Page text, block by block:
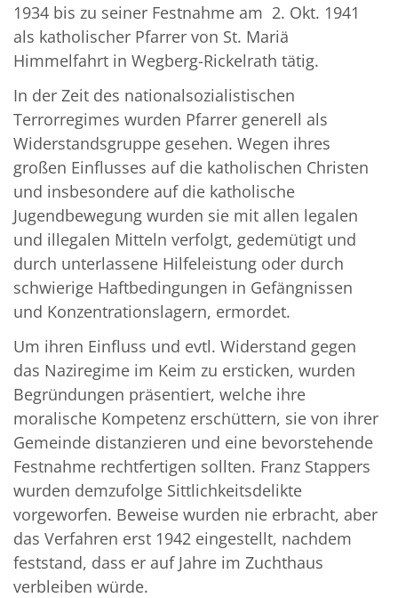
1934 bis zu seiner Festnahme am 2. Okt. 1941
als katholischer Pfarrer von St. Mariä
Himmelfahrt in Wegberg-Rickelrath tätig.
In der Zeit des nationalsozialistischen
Terrorregimes wurden Pfarrer generell als
Widerstandsgruppe gesehen. Wegen ihres
großen Einflusses auf die katholischen Christen
und insbesondere auf die katholische
Jugendbewegung wurden sie mit allen legalen
und illegalen Mitteln verfolgt, gedemütigt und
durch unterlassene Hilfeleistung oder durch
schwierige Haftbedingungen in Gefängnissen
und Konzentrationslagern, ermordet.
Um ihren Einfluss und evtl. Widerstand gegen
das Naziregime im Keim zu ersticken, wurden
Begründungen präsentiert, welche ihre
moralische Kompetenz erschüttern, sie von ihrer
Gemeinde distanzieren und eine bevorstehende
Festnahme rechtfertigen sollten. Franz Stappers
wurden demzufolge Sittlichkeitsdelikte
vorgeworfen. Beweise wurden nie erbracht, aber
das Verfahren erst 1942 eingestellt, nachdem
feststand, dass er auf Jahre im Zuchthaus
verbleiben würde.